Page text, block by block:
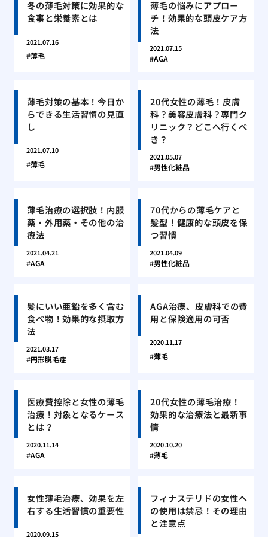
冬の薄毛対策に効果的な
食事と栄養素とは
2021.07.16
薄毛
薄毛の悩みにアプロー
チ！効果的な頭皮ケア方
法
2021.07.15
AGA
薄毛対策の基本！今日か
らできる生活習慣の見直
し
2021.07.10
薄毛
20代女性の薄毛！皮膚
科？美容皮膚科？専門ク
リニック？どこへ行くべ
き？
2021.05.07
男性化粧品
薄毛治療の選択肢！内服
薬・外用薬・その他の治
療法
2021.04.21
AGA
70代からの薄毛ケアと
髪型！健康的な頭皮を保
つ習慣
2021.04.09
男性化粧品
髪にいい亜鉛を多く含む
食べ物！効果的な摂取方
法
2021.03.17
円形脱毛症
AGA治療、皮膚科での費
用と保険適用の可否
2020.11.17
薄毛
医療費控除と女性の薄毛
治療！対象となるケース
とは？
2020.11.14
AGA
20代女性の薄毛治療！
効果的な治療法と最新事
情
2020.10.20
薄毛
女性薄毛治療、効果を左
右する生活習慣の重要性
2020.09.15
フィナステリドの女性へ
の使用は禁忌！その理由
と注意点